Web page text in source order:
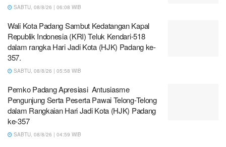
SABTU, 08/8/26 | 06:08 WIB
Wali Kota Padang Sambut Kedatangan Kapal
Republik Indonesia (KRI) Teluk Kendari-518
dalam rangka Hari Jadi Kota (HJK) Padang ke-
357.
SABTU, 08/8/26 | 05:58 WIB
Pemko Padang Apresiasi Antusiasme
Pengunjung Serta Peserta Pawai Telong-Telong
dalam Rangkaian Hari Jadi Kota (HJK) Padang
ke-357
SABTU, 08/8/26 | 04:59 WIB